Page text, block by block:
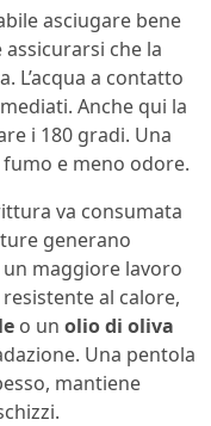
asciugare bene
che la
L’acqua a contatto
Anche qui la
i 180 gradi. Una
e meno odore.
va consumata
generano
maggiore lavoro
resistente al calore,
o un olio di oliva
Una pentola
mantiene